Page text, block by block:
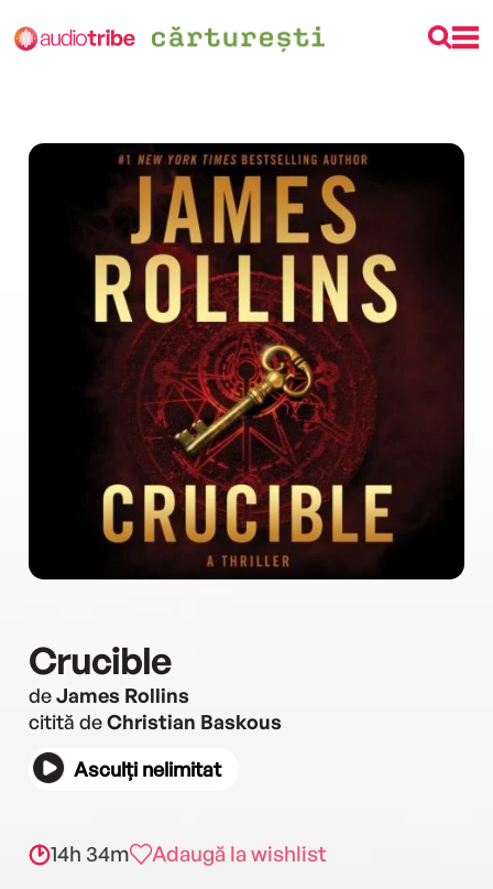
Crucible
deJames Rollins
citită deChristian Baskous
Asculți nelimitat
14h 34m Adaugă la wishlist